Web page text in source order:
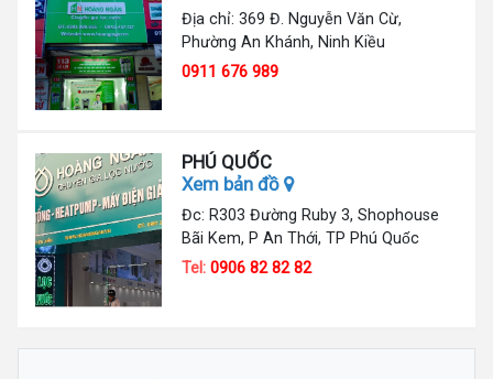
Địa chỉ: 369 Đ. Nguyễn Văn Cừ,
Phường An Khánh, Ninh Kiều
0911 676 989
PHÚ QUỐC
Xem bản đồ
Đc: R303 Đường Ruby 3, Shophouse
Bãi Kem, P An Thới, TP Phú Quốc
Tel:0906 82 82 82